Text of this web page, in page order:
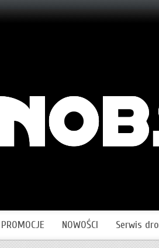
PROMOCJE NOWOŚCI Serwis